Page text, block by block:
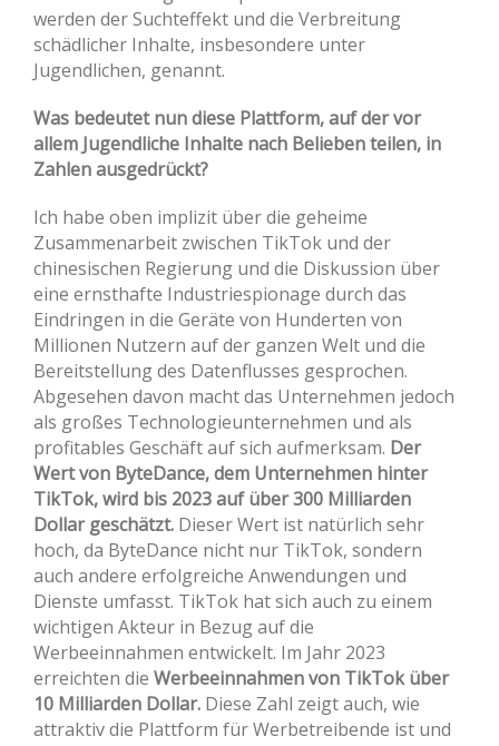
werden der Suchteffekt und die Verbreitung
schädlicher Inhalte, insbesondere unter
Jugendlichen, genannt.
Was bedeutet nun diese Plattform, auf der vor
allem Jugendliche Inhalte nach Belieben teilen, in
Zahlen ausgedrückt?
Ich habe oben implizit über die geheime
Zusammenarbeit zwischen TikTok und der
chinesischen Regierung und die Diskussion über
eine ernsthafte Industriespionage durch das
Eindringen in die Geräte von Hunderten von
Millionen Nutzern auf der ganzen Welt und die
Bereitstellung des Datenflusses gesprochen.
Abgesehen davon macht das Unternehmen jedoch
als großes Technologieunternehmen und als
profitables Geschäft auf sich aufmerksam. Der
Wert von ByteDance, dem Unternehmen hinter
TikTok, wird bis 2023 auf über 300 Milliarden
Dollar geschätzt. Dieser Wert ist natürlich sehr
hoch, da ByteDance nicht nur TikTok, sondern
auch andere erfolgreiche Anwendungen und
Dienste umfasst. TikTok hat sich auch zu einem
wichtigen Akteur in Bezug auf die
Werbeeinnahmen entwickelt. Im Jahr 2023
erreichten die Werbeeinnahmen von TikTok über
10 Milliarden Dollar. Diese Zahl zeigt auch, wie
attraktiv die Plattform für Werbetreibende ist und